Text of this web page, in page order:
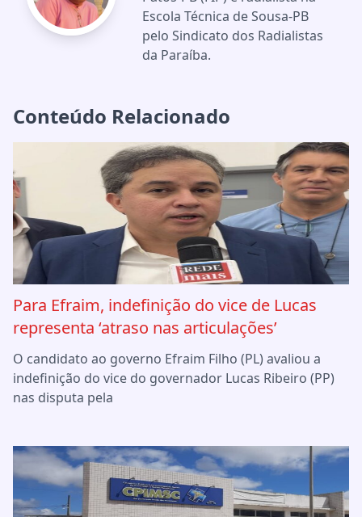
Escola Técnica de Sousa-PB
pelo Sindicato dos Radialistas
da Paraíba.
Conteúdo Relacionado
Para Efraim, indefinição do vice de Lucas
representa ‘atraso nas articulações’
O candidato ao governo Efraim Filho (PL) avaliou a
indefinição do vice do governador Lucas Ribeiro (PP)
nas disputa pela